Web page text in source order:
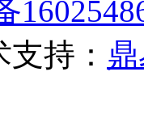
持：